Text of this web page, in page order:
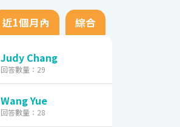
近1個月內 綜合
Judy Chang
回答數量：29
Wang Yue
回答數量：28